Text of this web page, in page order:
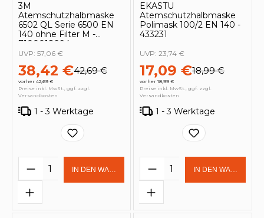
3M
Atemschutzhalbmaske
6502 QL Serie 6500 EN
140 ohne Filter M -
7100018994
38,42 €42,69 €
vorher 42,69 €
UVP: 57,06 €
Preise inkl. MwSt., ggf. zzgl.
Versandkosten
1 - 3 Werktage
Produkt Anzahl: Gib den
IN DEN WARENKORB
EKASTU
Atemschutzhalbmaske
Polimask 100/2 EN 140 -
433231
17,09 €18,99 €
vorher 18,99 €
UVP: 23,74 €
Preise inkl. MwSt., ggf. zzgl.
Versandkosten
1 - 3 Werktage
Produkt Anzahl:
IN DEN